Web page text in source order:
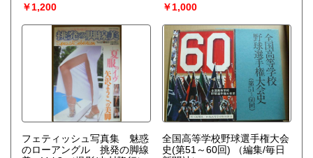
￥1,200
￥1,000
フェティッシュ写真集 魅惑
のローアングル 挑発の脚線
全国高等学校野球選手権大会
史(第51～60回)
（編集/毎日